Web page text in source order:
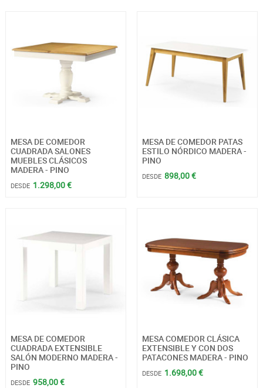
MESA DE COMEDOR
CUADRADA SALONES
MUEBLES CLÁSICOS
MADERA - PINO
DESDE 1.298,00 €
MESA DE COMEDOR PATAS
ESTILO NÓRDICO MADERA -
PINO
DESDE 898,00 €
MESA DE COMEDOR
CUADRADA EXTENSIBLE
SALÓN MODERNO MADERA -
PINO
DESDE 958,00 €
MESA COMEDOR CLÁSICA
EXTENSIBLE Y CON DOS
PATACONES MADERA - PINO
DESDE 1.698,00 €